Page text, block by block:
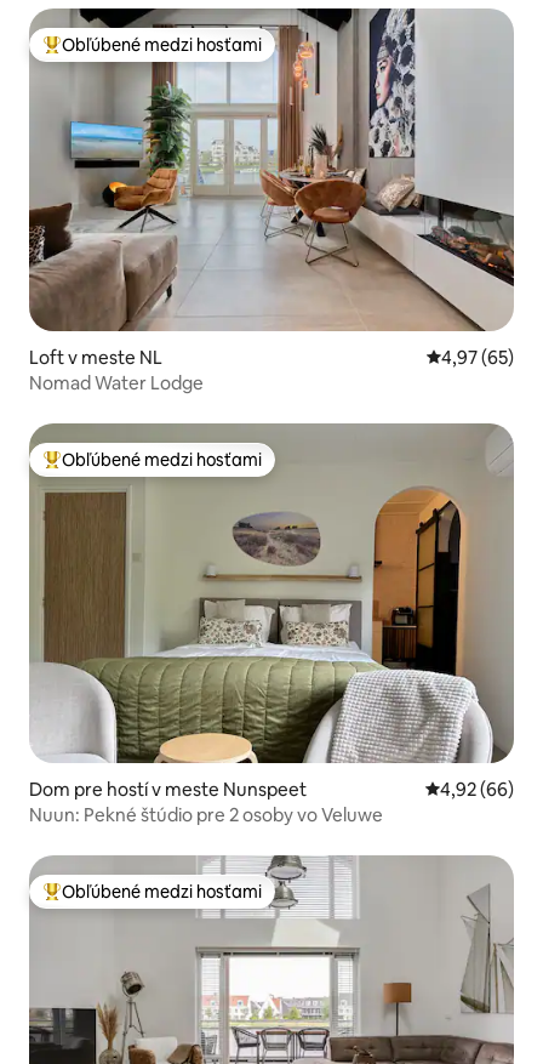
Najobľúbenejšie medzi hosťami
Obľúbené medzi hosťami
Loft v meste NL Priemerné
4,97 (65)
Nomad Water Lodge
Najobľúbenejšie medzi hosťami
Obľúbené medzi hosťami
Dom pre hostí v meste Nunspeet Priemerné
4,92 (66)
Nuun: Pekné štúdio pre 2 osoby vo Veluwe
Najobľúbenejšie medzi hosťami
Obľúbené medzi hosťami